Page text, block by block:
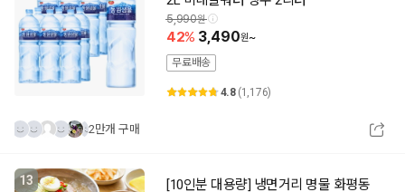
5,990
42 3,490
~
무료배송
4.8 (1,176)
2만개 구매
13
[10인분 대용량] 냉면거리 명물 화평동